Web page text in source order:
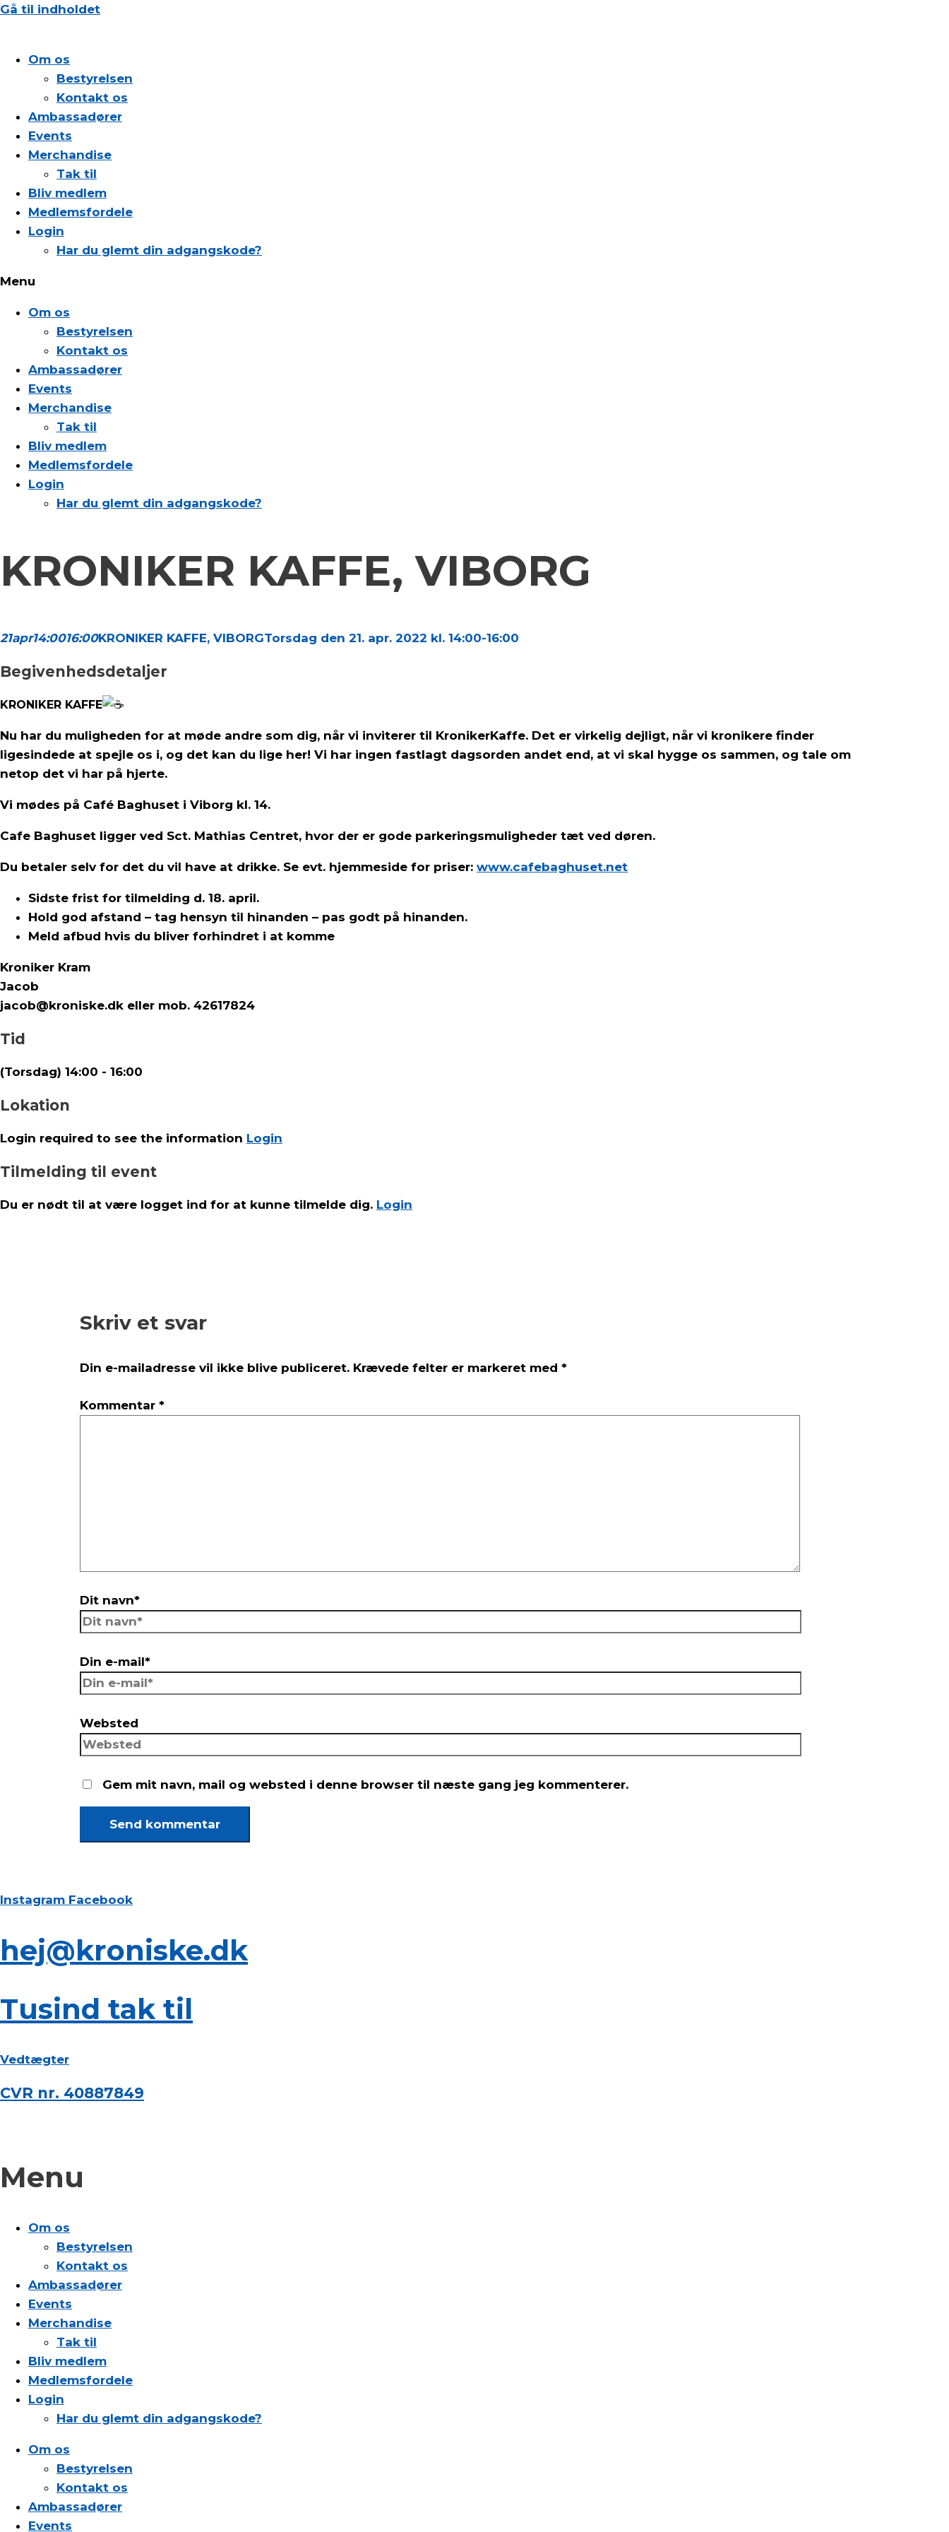
Gå til indholdet
Om os
Bestyrelsen
Kontakt os
Ambassadører
Events
Merchandise
Tak til
Bliv medlem
Medlemsfordele
Login
Har du glemt din adgangskode?
Menu
Om os
Bestyrelsen
Kontakt os
Ambassadører
Events
Merchandise
Tak til
Bliv medlem
Medlemsfordele
Login
Har du glemt din adgangskode?
KRONIKER KAFFE, VIBORG
21apr14:0016:00KRONIKER KAFFE, VIBORGTorsdag den 21. apr. 2022 kl. 14:00-16:00
Begivenhedsdetaljer
KRONIKER KAFFE
Nu har du muligheden for at møde andre som dig, når vi inviterer til KronikerKaffe. Det er virkelig dejligt, når vi kronikere finder
ligesindede at spejle os i, og det kan du lige her! Vi har ingen fastlagt dagsorden andet end, at vi skal hygge os sammen, og tale om
netop det vi har på hjerte.
Vi mødes på Café Baghuset i Viborg kl. 14.
Cafe Baghuset ligger ved Sct. Mathias Centret, hvor der er gode parkeringsmuligheder tæt ved døren.
Du betaler selv for det du vil have at drikke. Se evt. hjemmeside for priser: www.cafebaghuset.net
Sidste frist for tilmelding d. 18. april.
Hold god afstand – tag hensyn til hinanden – pas godt på hinanden.
Meld afbud hvis du bliver forhindret i at komme
Kroniker Kram
Jacob
jacob@kroniske.dk eller mob. 42617824
Tid
(Torsdag) 14:00 - 16:00
Lokation
Login required to see the information Login
Tilmelding til event
Du er nødt til at være logget ind for at kunne tilmelde dig. Login
Skriv et svar
Din e-mailadresse vil ikke blive publiceret. Krævede felter er markeret med*
Kommentar*
Dit navn*
Din e-mail*
Websted
Gem mit navn, mail og websted i denne browser til næste gang jeg kommenterer.
Instagram Facebook
hej@kroniske.dk
Tusind tak til
Vedtægter
CVR nr. 40887849
Menu
Om os
Bestyrelsen
Kontakt os
Ambassadører
Events
Merchandise
Tak til
Bliv medlem
Medlemsfordele
Login
Har du glemt din adgangskode?
Om os
Bestyrelsen
Kontakt os
Ambassadører
Events